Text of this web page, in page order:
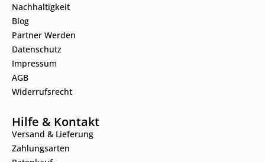
Nachhaltigkeit
Blog
Partner Werden
Datenschutz
Impressum
AGB
Widerrufsrecht
Hilfe & Kontakt
Versand & Lieferung
Zahlungsarten